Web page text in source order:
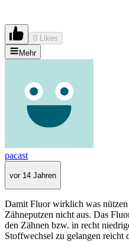
0 Likes
Mehr
pacast
vor 14 Jahren
Damit Fluor wirklich was
Zähneputzen nicht aus. Das
den Zähnen bzw. in recht
Stoffwechsel zu gelangen reicht